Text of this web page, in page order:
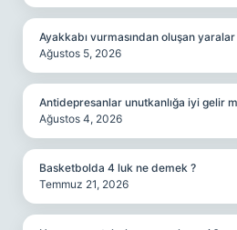
Ayakkabı vurmasından oluşan yaralar
Ağustos 5, 2026
Antidepresanlar unutkanlığa iyi gelir
Ağustos 4, 2026
Basketbolda 4 luk ne demek ?
Temmuz 21, 2026